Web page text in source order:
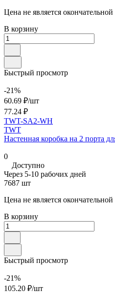
Цена не является окончательной
В корзину
Быстрый просмотр
-21%
60.69 ₽/шт
77.24 ₽
TWT-SA2-WH
TWT
Настенная коробка на 2 порта
0
Доступно
Через 5-10 рабочих дней
7687 шт
Цена не является окончательной
В корзину
Быстрый просмотр
-21%
105.20 ₽/шт